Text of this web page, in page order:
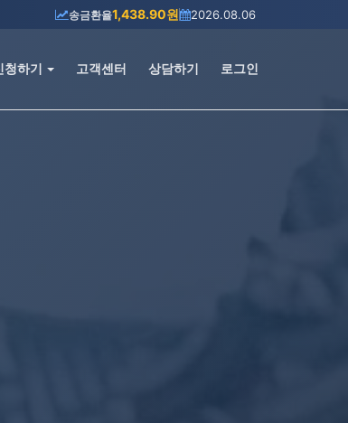
고시환율1,478.44원 2026.08.06
청하기 고객센터 상담하기 로그인